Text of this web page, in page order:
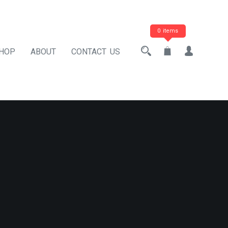
ABOUT CONTACT US
0 items